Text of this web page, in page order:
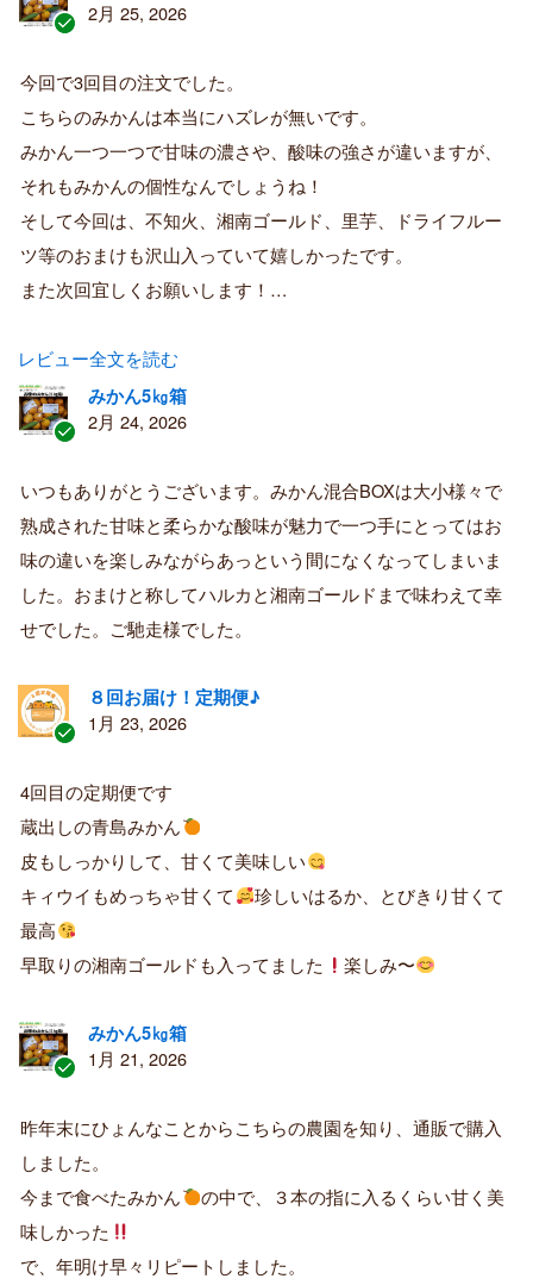
証
済
み
購
者
2月 25, 2026
今回で3回目の注文でした。
こちらのみかんは本当にハズレが無いです。
みかん一つ一つで甘味の濃さや、酸味の強さが違いますが、
それもみかんの個性なんでしょうね！
そして今回は、不知火、湘南ゴールド、里芋、ドライフルー
ツ等のおまけも沢山入っていて嬉しかったです。
また次回宜しくお願いします！…
レビュー全文を読む
証
済
み
購
者
みかん5㎏箱
2月 24, 2026
いつもありがとうございます。みかん混合BOXは大小様々で
熟成された甘味と柔らかな酸味が魅力で一つ手にとってはお
味の違いを楽しみながらあっという間になくなってしまいま
した。おまけと称してハルカと湘南ゴールドまで味わえて幸
せでした。ご馳走様でした。
証
済
み
購
者
８回お届け！定期便♪
1月 23, 2026
4回目の定期便です
蔵出しの青島みかん
皮もしっかりして、甘くて美味しい
キィウイもめっちゃ甘くて
珍しいはるか、とびきり甘くて
最高
早取りの湘南ゴールドも入ってました
楽しみ〜
証
済
み
購
者
みかん5㎏箱
1月 21, 2026
昨年末にひょんなことからこちらの農園を知り、通販で購入
しました。
今まで食べたみかん
の中で、３本の指に入るくらい甘く美
味しかった
で、年明け早々リピートしました。